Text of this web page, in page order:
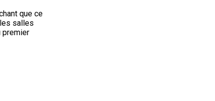
que ce
salles
premier